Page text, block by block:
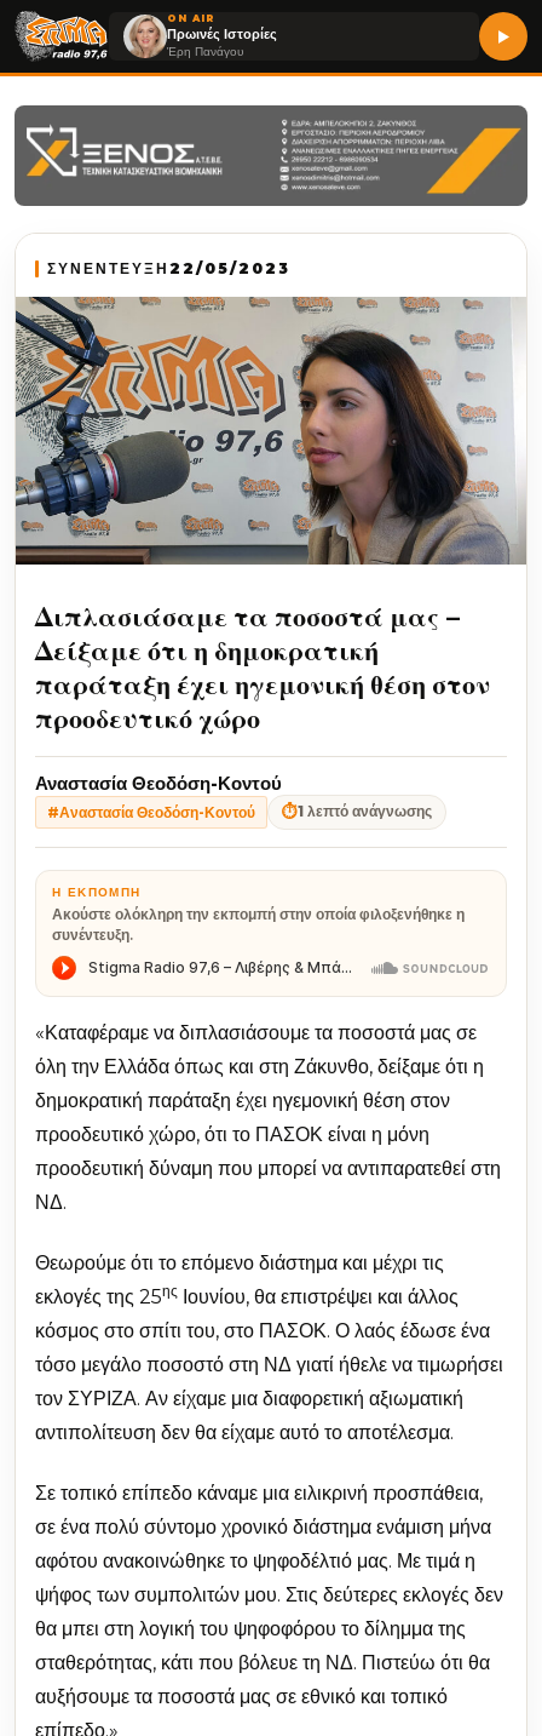
ON AIR
Πρωινές Ιστορίες
Έρη Πανάγου
ΣΥΝΕΝΤΕΥΞΗ 22/05/2023
Διπλασιάσαμε τα ποσοστά μας –
Δείξαμε ότι η δημοκρατική
παράταξη έχει ηγεμονική θέση στον
προοδευτικό χώρο
Αναστασία Θεοδόση-Κοντού
#Αναστασία Θεοδόση-Κοντού ⏱1 λεπτό ανάγνωσης
Η ΕΚΠΟΜΠΉ
Ακούστε ολόκληρη την εκπομπή στην οποία φιλοξενήθηκε η
συνέντευξη.
«Καταφέραμε να διπλασιάσουμε τα ποσοστά μας σε
όλη την Ελλάδα όπως και στη Ζάκυνθο, δείξαμε ότι η
δημοκρατική παράταξη έχει ηγεμονική θέση στον
προοδευτικό χώρο, ότι το ΠΑΣΟΚ είναι η μόνη
προοδευτική δύναμη που μπορεί να αντιπαρατεθεί στη
ΝΔ.
Θεωρούμε ότι το επόμενο διάστημα και μέχρι τις
εκλογές της 25ης Ιουνίου, θα επιστρέψει και άλλος
κόσμος στο σπίτι του, στο ΠΑΣΟΚ. Ο λαός έδωσε ένα
τόσο μεγάλο ποσοστό στη ΝΔ γιατί ήθελε να τιμωρήσει
τον ΣΥΡΙΖΑ. Αν είχαμε μια διαφορετική αξιωματική
αντιπολίτευση δεν θα είχαμε αυτό το αποτέλεσμα.
Σε τοπικό επίπεδο κάναμε μια ειλικρινή προσπάθεια,
σε ένα πολύ σύντομο χρονικό διάστημα ενάμιση μήνα
αφότου ανακοινώθηκε το ψηφοδέλτιό μας. Με τιμά η
ψήφος των συμπολιτών μου. Στις δεύτερες εκλογές δεν
θα μπει στη λογική του ψηφοφόρου το δίλημμα της
σταθερότητας, κάτι που βόλευε τη ΝΔ. Πιστεύω ότι θα
αυξήσουμε τα ποσοστά μας σε εθνικό και τοπικό
επίπεδο.»